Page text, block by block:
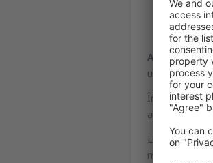
Aeroportul
unul din cele
În 1905 au
aeroport
La sfârşitul
modernizare